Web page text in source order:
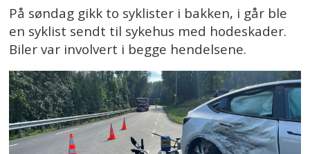
På søndag gikk to syklister i bakken, i går ble
en syklist sendt til sykehus med hodeskader.
Biler var involvert i begge hendelsene.